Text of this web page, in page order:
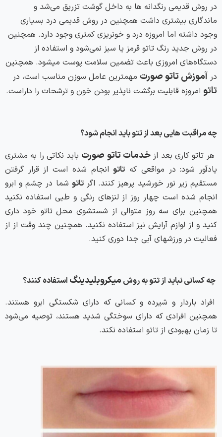
در روش قدیمی رنگدانه ها به داخل گوشت تزریق می‌شد و
ماندگاری بیشتری داشت همچنین در روش قدیمی درد بسیاری
وجود داشته اما امروزه درد و خونریزی کمتری وجود دارد. همچنین
در روش جدید رنگ‌ تاتو قرمز یا سبز نمی‌شود و استفاده از
دستگاه‌های امروزی باعث تضمین سلامت پوست میشود. همچنین
در آموزش تاتو صورت مهمترین عامل سوزن مناسب است، در
تاتو امروزه قابلیت برگشت ناپذیر بودن خون و ترشحات را داراست.
چه مراقبت هایی بعد از تتو باید انجام شود؟
هر تاتو کاری بعد از خدمات تاتو صورت باید نکاتی را به مشتری
یادآور شود: در مواقعی که تاتو انجام شده است از قرار گرفتن
مستقیم زیر نور خورشید پرهیز کنند. اگرتاتو شما در چشم و ابرو
انجام شده است چهار روز از لنزهای رنگی و طبی استفاده نکنید
همچنین برای سه روز متوالی از شستشوی محل تاتو خود داری
کنید و از لوازم آرایش نیز استفاده نکنید. همچنین چند وقت از از
فعالیت در ورزشهای آبی جدا دوری کنید.
چه کسانی نباید از تتو به روش میکروبلیدینگ استفاده کنند؟
افراد باردار و شیرده و کسانی که دارای شکستگی ابرو هستند.
همچنین افرادی که دارای سوختگی شدید هستند، توصیه می‌شود
تا زمان بهبودی از تاتو استفاده نکند.